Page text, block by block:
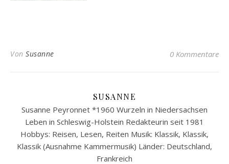
Von Susanne 0 Kommentare
SUSANNE
Susanne Peyronnet *1960 Wurzeln in Niedersachsen
Leben in Schleswig-Holstein Redakteurin seit 1981
Hobbys: Reisen, Lesen, Reiten Musik: Klassik, Klassik,
Klassik (Ausnahme Kammermusik) Länder: Deutschland,
Frankreich